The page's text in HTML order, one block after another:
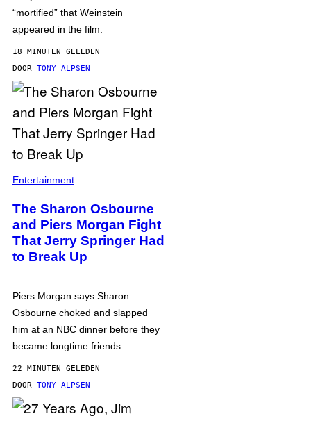
“mortified” that Weinstein
appeared in the film.
18 MINUTEN GELEDEN
DOOR TONY ALPSEN
Entertainment
The Sharon Osbourne
and Piers Morgan Fight
That Jerry Springer Had
to Break Up
Piers Morgan says Sharon
Osbourne choked and slapped
him at an NBC dinner before they
became longtime friends.
22 MINUTEN GELEDEN
DOOR TONY ALPSEN